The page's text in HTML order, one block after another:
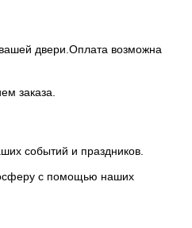
двери.Оплата возможна
заказа.
событий и праздников.
с помощью наших